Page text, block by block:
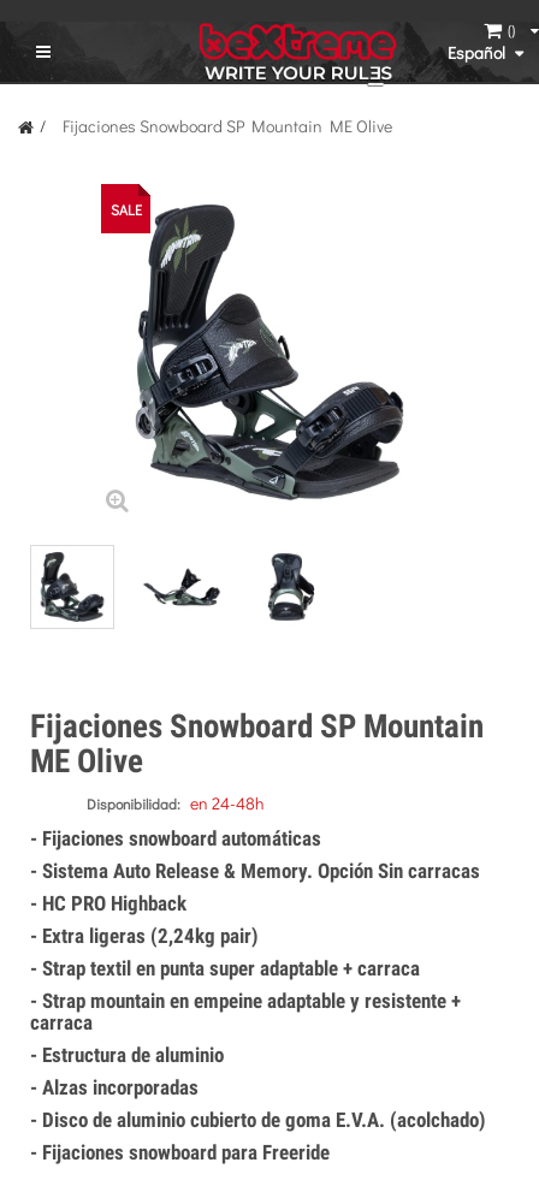
Español
()
Fijaciones Snowboard SP Mountain ME Olive
SALE
Fijaciones Snowboard SP Mountain
ME Olive
Disponibilidad: en 24-48h
- Fijaciones snowboard automáticas
- Sistema Auto Release & Memory. Opción Sin carracas
- HC PRO Highback
- Extra ligeras (2,24kg pair)
- Strap textil en punta super adaptable + carraca
- Strap mountain en empeine adaptable y resistente +
carraca
- Estructura de aluminio
- Alzas incorporadas
- Disco de aluminio cubierto de goma E.V.A. (acolchado)
- Fijaciones snowboard para Freeride